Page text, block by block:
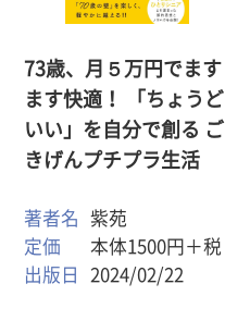
73歳、月５万円でます
ます快適！ 「ちょうど
いい」を自分で創る ご
きげんプチプラ生活
著者名
紫苑
定価
本体1500円＋税
出版日
2024/02/22